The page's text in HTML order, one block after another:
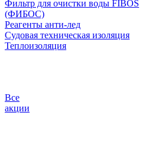
Фильтр для очистки воды FIBOS
(ФИБОС)
Реагенты анти-лед
Судовая техническая изоляция
Теплоизоляция
Все
акции